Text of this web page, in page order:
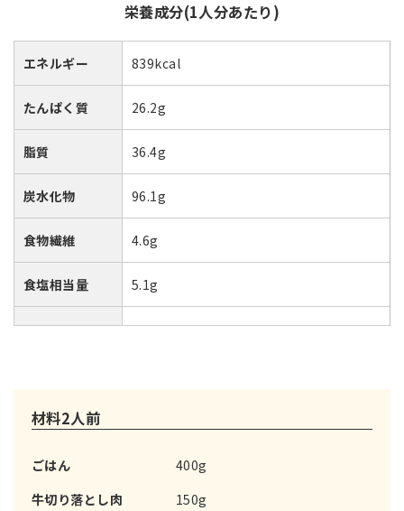
栄養成分(1人分あたり)
エネルギー 839kcal
たんぱく質 26.2g
脂質 36.4g
炭水化物 96.1g
食物繊維 4.6g
食塩相当量 5.1g
材料2人前
ごはん
400g
牛切り落とし肉
150g